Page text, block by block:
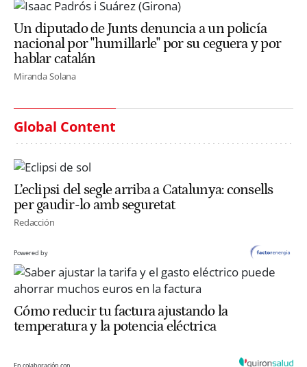
Un diputado de Junts denuncia a un policía
nacional por "humillarle" por su ceguera y por
hablar catalán
Miranda Solana
Global Content
L’eclipsi del segle arriba a Catalunya: consells
per gaudir-lo amb seguretat
Redacción
Powered by
Cómo reducir tu factura ajustando la
temperatura y la potencia eléctrica